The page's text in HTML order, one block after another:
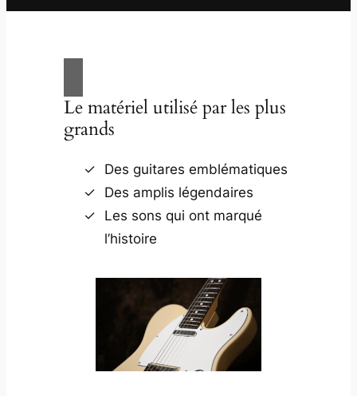
Le matériel utilisé par les plus
grands
Des guitares emblématiques
Des amplis légendaires
Les sons qui ont marqué
l’histoire